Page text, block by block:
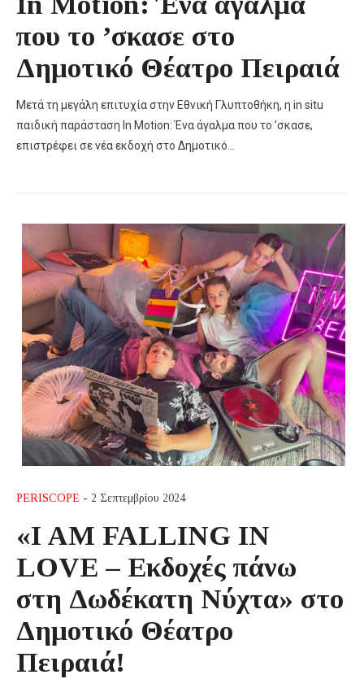
που το ’σκασε στο
Δημοτικό Θέατρο Πειραιά
Μετά τη μεγάλη επιτυχία στην Εθνική Γλυπτοθήκη, η in situ
παιδική παράσταση In Motion: Ένα άγαλμα που το ’σκασε,
επιστρέφει σε νέα εκδοχή στο Δημοτικό…
PERISCOPE - 2 Σεπτεμβρίου 2024
«I AM FALLING IN
LOVE – Εκδοχές πάνω
στη Δωδέκατη Νύχτα» στο
Δημοτικό Θέατρο
Πειραιά!